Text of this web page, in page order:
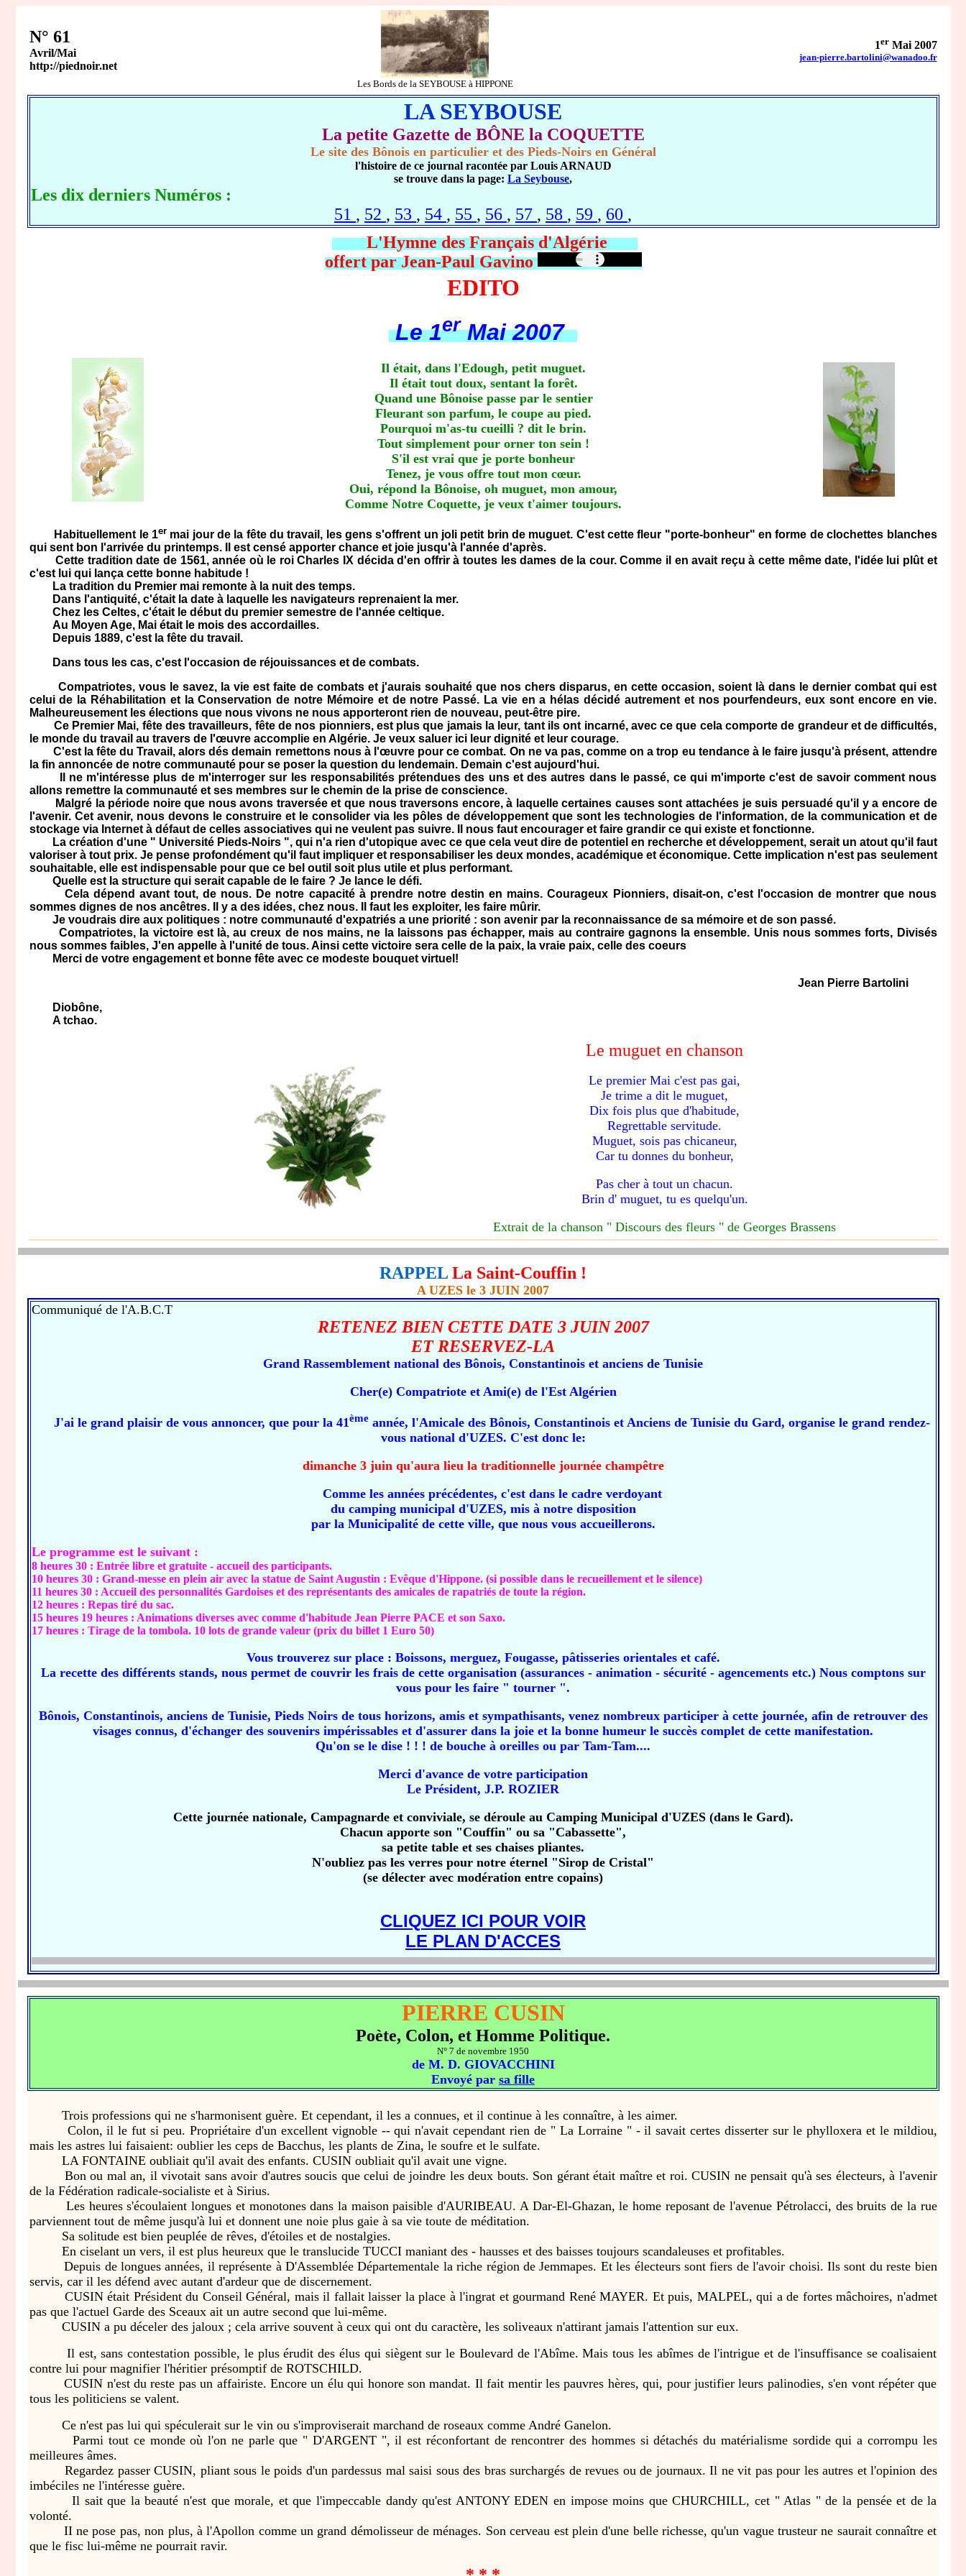
N° 61
Avril/Mai
http://piednoir.net
Les Bords de la SEYBOUSE à HIPPONE
1erMai 2007
jean-pierre.bartolini@wanadoo.fr
LA SEYBOUSE
La petite Gazette de BÔNE la COQUETTE
Le site des Bônois en particulier et des Pieds-Noirs en Général
l'histoire de ce journal racontée par Louis ARNAUD
se trouve dans la page: La Seybouse,
Les dix derniers Numéros :
51 , 52 , 53 , 54 , 55 , 56 , 57 , 58 , 59 , 60 ,
L'Hymne des Français d'Algérie
offert par Jean-Paul Gavino
EDITO
Le 1erMai 2007
Il était, dans l'Edough, petit muguet.
Il était tout doux, sentant la forêt.
Quand une Bônoise passe par le sentier
Fleurant son parfum, le coupe au pied.
Pourquoi m'as-tu cueilli ? dit le brin.
Tout simplement pour orner ton sein !
S'il est vrai que je porte bonheur
Tenez, je vous offre tout mon cœur.
Oui, répond la Bônoise, oh muguet, mon amour,
Comme Notre Coquette, je veux t'aimer toujours.
Habituellement le 1ermai jour de la fête du travail, les gens s'offrent un joli petit brin de muguet. C'est cette fleur "porte-bonheur" en forme de clochettes blanches
qui sent bon l'arrivée du printemps. Il est censé apporter chance et joie jusqu'à l'année d'après.
Cette tradition date de 1561, année où le roi Charles IX décida d'en offrir à toutes les dames de la cour. Comme il en avait reçu à cette même date, l'idée lui plût et
c'est lui qui lança cette bonne habitude !
La tradition du Premier mai remonte à la nuit des temps.
Dans l'antiquité, c'était la date à laquelle les navigateurs reprenaient la mer.
Chez les Celtes, c'était le début du premier semestre de l'année celtique.
Au Moyen Age, Mai était le mois des accordailles.
Depuis 1889, c'est la fête du travail.
Dans tous les cas, c'est l'occasion de réjouissances et de combats.
Compatriotes, vous le savez, la vie est faite de combats et j'aurais souhaité que nos chers disparus, en cette occasion, soient là dans le dernier combat qui est
celui de la Réhabilitation et la Conservation de notre Mémoire et de notre Passé. La vie en a hélas décidé autrement et nos pourfendeurs, eux sont encore en vie.
Malheureusement les élections que nous vivons ne nous apporteront rien de nouveau, peut-être pire.
Ce Premier Mai, fête des travailleurs, fête de nos pionniers, est plus que jamais la leur, tant ils ont incarné, avec ce que cela comporte de grandeur et de difficultés,
le monde du travail au travers de l'œuvre accomplie en Algérie. Je veux saluer ici leur dignité et leur courage.
C'est la fête du Travail, alors dés demain remettons nous à l'œuvre pour ce combat. On ne va pas, comme on a trop eu tendance à le faire jusqu'à présent, attendre
la fin annoncée de notre communauté pour se poser la question du lendemain. Demain c'est aujourd'hui.
Il ne m'intéresse plus de m'interroger sur les responsabilités prétendues des uns et des autres dans le passé, ce qui m'importe c'est de savoir comment nous
allons remettre la communauté et ses membres sur le chemin de la prise de conscience.
Malgré la période noire que nous avons traversée et que nous traversons encore, à laquelle certaines causes sont attachées je suis persuadé qu'il y a encore de
l'avenir. Cet avenir, nous devons le construire et le consolider via les pôles de développement que sont les technologies de l'information, de la communication et de
stockage via Internet à défaut de celles associatives qui ne veulent pas suivre. Il nous faut encourager et faire grandir ce qui existe et fonctionne.
La création d'une " Université Pieds-Noirs ", qui n'a rien d'utopique avec ce que cela veut dire de potentiel en recherche et développement, serait un atout qu'il faut
valoriser à tout prix. Je pense profondément qu'il faut impliquer et responsabiliser les deux mondes, académique et économique. Cette implication n'est pas seulement
souhaitable, elle est indispensable pour que ce bel outil soit plus utile et plus performant.
Quelle est la structure qui serait capable de le faire ? Je lance le défi.
Cela dépend avant tout, de nous. De notre capacité à prendre notre destin en mains. Courageux Pionniers, disait-on, c'est l'occasion de montrer que nous
sommes dignes de nos ancêtres. Il y a des idées, chez nous. Il faut les exploiter, les faire mûrir.
Je voudrais dire aux politiques : notre communauté d'expatriés a une priorité : son avenir par la reconnaissance de sa mémoire et de son passé.
Compatriotes, la victoire est là, au creux de nos mains, ne la laissons pas échapper, mais au contraire gagnons la ensemble. Unis nous sommes forts, Divisés
nous sommes faibles, J'en appelle à l'unité de tous. Ainsi cette victoire sera celle de la paix, la vraie paix, celle des coeurs
Merci de votre engagement et bonne fête avec ce modeste bouquet virtuel!
Jean Pierre Bartolini
Diobône,
A tchao.
Le muguet en chanson
Le premier Mai c'est pas gai,
Je trime a dit le muguet,
Dix fois plus que d'habitude,
Regrettable servitude.
Muguet, sois pas chicaneur,
Car tu donnes du bonheur,
Pas cher à tout un chacun.
Brin d' muguet, tu es quelqu'un.
Extrait de la chanson " Discours des fleurs " de Georges Brassens
RAPPEL La Saint-Couffin !
A UZES le 3 JUIN 2007
Communiqué de l'A.B.C.T
RETENEZ BIEN CETTE DATE 3 JUIN 2007
ET RESERVEZ-LA
Grand Rassemblement national des Bônois, Constantinois et anciens de Tunisie
Cher(e) Compatriote et Ami(e) de l'Est Algérien
J'ai le grand plaisir de vous annoncer, que pour la 41ème année, l'Amicale des Bônois, Constantinois et Anciens de Tunisie du Gard, organise le grand rendez-
vous national d'UZES. C'est donc le:
dimanche 3 juin qu'aura lieu la traditionnelle journée champêtre
Comme les années précédentes, c'est dans le cadre verdoyant
du camping municipal d'UZES, mis à notre disposition
par la Municipalité de cette ville, que nous vous accueillerons.
Le programme est le suivant :
8 heures 30 : Entrée libre et gratuite - accueil des participants.
10 heures 30 : Grand-messe en plein air avec la statue de Saint Augustin : Evêque d'Hippone. (si possible dans le recueillement et le silence)
11 heures 30 : Accueil des personnalités Gardoises et des représentants des amicales de rapatriés de toute la région.
12 heures : Repas tiré du sac.
15 heures 19 heures : Animations diverses avec comme d'habitude Jean Pierre PACE et son Saxo.
17 heures : Tirage de la tombola. 10 lots de grande valeur (prix du billet 1 Euro 50)
Vous trouverez sur place : Boissons, merguez, Fougasse, pâtisseries orientales et café.
La recette des différents stands, nous permet de couvrir les frais de cette organisation (assurances - animation - sécurité - agencements etc.) Nous comptons sur
vous pour les faire " tourner ".
Bônois, Constantinois, anciens de Tunisie, Pieds Noirs de tous horizons, amis et sympathisants, venez nombreux participer à cette journée, afin de retrouver des
visages connus, d'échanger des souvenirs impérissables et d'assurer dans la joie et la bonne humeur le succès complet de cette manifestation.
Qu'on se le dise ! ! ! de bouche à oreilles ou par Tam-Tam....
Merci d'avance de votre participation
Le Président, J.P. ROZIER
Cette journée nationale, Campagnarde et conviviale, se déroule au Camping Municipal d'UZES (dans le Gard).
Chacun apporte son "Couffin" ou sa "Cabassette",
sa petite table et ses chaises pliantes.
N'oubliez pas les verres pour notre éternel "Sirop de Cristal"
(se délecter avec modération entre copains)
CLIQUEZ ICI POUR VOIR
LE PLAN D'ACCES
PIERRE CUSIN
Poète, Colon, et Homme Politique.
N° 7 de novembre 1950
de M. D. GIOVACCHINI
Envoyé par sa fille
Trois professions qui ne s'harmonisent guère. Et cependant, il les a connues, et il continue à les connaître, à les aimer.
Colon, il le fut si peu. Propriétaire d'un excellent vignoble -- qui n'avait cependant rien de " La Lorraine " - il savait certes disserter sur le phylloxera et le mildiou,
mais les astres lui faisaient: oublier les ceps de Bacchus, les plants de Zina, le soufre et le sulfate.
LA FONTAINE oubliait qu'il avait des enfants. CUSIN oubliait qu'il avait une vigne.
Bon ou mal an, il vivotait sans avoir d'autres soucis que celui de joindre les deux bouts. Son gérant était maître et roi. CUSIN ne pensait qu'à ses électeurs, à l'avenir
de la Fédération radicale-socialiste et à Sirius.
Les heures s'écoulaient longues et monotones dans la maison paisible d'AURIBEAU. A Dar-El-Ghazan, le home reposant de l'avenue Pétrolacci, des bruits de la rue
parviennent tout de même jusqu'à lui et donnent une noie plus gaie à sa vie toute de méditation.
Sa solitude est bien peuplée de rêves, d'étoiles et de nostalgies.
En ciselant un vers, il est plus heureux que le translucide TUCCI maniant des - hausses et des baisses toujours scandaleuses et profitables.
Depuis de longues années, il représente à D'Assemblée Départementale la riche région de Jemmapes. Et les électeurs sont fiers de l'avoir choisi. Ils sont du reste bien
servis, car il les défend avec autant d'ardeur que de discernement.
CUSIN était Président du Conseil Général, mais il fallait laisser la place à l'ingrat et gourmand René MAYER. Et puis, MALPEL, qui a de fortes mâchoires, n'admet
pas que l'actuel Garde des Sceaux ait un autre second que lui-même.
CUSIN a pu déceler des jaloux ; cela arrive souvent à ceux qui ont du caractère, les soliveaux n'attirant jamais l'attention sur eux.
Il est, sans contestation possible, le plus érudit des élus qui siègent sur le Boulevard de l'Abîme. Mais tous les abîmes de l'intrigue et de l'insuffisance se coalisaient
contre lui pour magnifier l'héritier présomptif de ROTSCHILD.
CUSIN n'est du reste pas un affairiste. Encore un élu qui honore son mandat. Il fait mentir les pauvres hères, qui, pour justifier leurs palinodies, s'en vont répéter que
tous les politiciens se valent.
Ce n'est pas lui qui spéculerait sur le vin ou s'improviserait marchand de roseaux comme André Ganelon.
Parmi tout ce monde où l'on ne parle que " D'ARGENT ", il est réconfortant de rencontrer des hommes si détachés du matérialisme sordide qui a corrompu les
meilleures âmes.
Regardez passer CUSIN, pliant sous le poids d'un pardessus mal saisi sous des bras surchargés de revues ou de journaux. Il ne vit pas pour les autres et l'opinion des
imbéciles ne l'intéresse guère.
Il sait que la beauté n'est que morale, et que l'impeccable dandy qu'est ANTONY EDEN en impose moins que CHURCHILL, cet " Atlas " de la pensée et de la
volonté.
II ne pose pas, non plus, à l'Apollon comme un grand démolisseur de ménages. Son cerveau est plein d'une belle richesse, qu'un vague trusteur ne saurait connaître et
que le fisc lui-même ne pourrait ravir.